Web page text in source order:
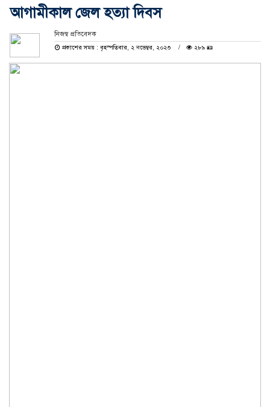
আগামীকাল জেল হত্যা দিবস
নিজস্ব প্রতিবেদক
প্রকাশের সময় : বৃহস্পতিবার, ২ নভেম্বর, ২০২৩
২৮৯ 🪪